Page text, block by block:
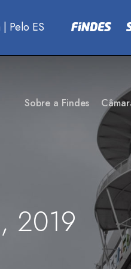
| Pelo ES
Sobre a Findes
2019